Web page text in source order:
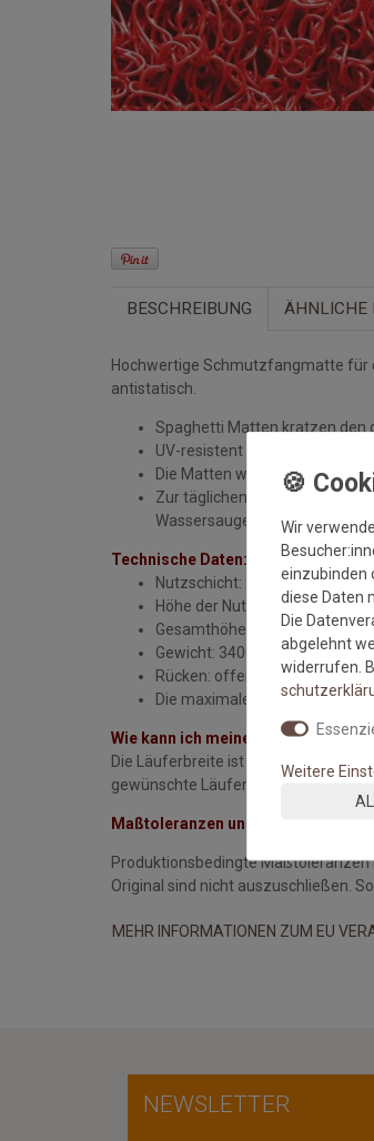
BESCHREIBUNG ÄHNLICHE
Hochwertige Schmutzfangmatte für
antistatisch.
Spaghetti Matten kratzen den
UV-resistent
Die Matten werden zur
Zur täglichen Reinigung wird
Wassersauger, oder
Technische Daten:
Nutzschicht: 100% Polymerics
Höhe der Nutzschicht: 8 mm
Gesamthöhe: 10 mm
Gewicht: 3400 gr/qm
Rücken: offener Anti-Rutsch
Die maximale Bestelllänge an
Wie kann ich meine Wunschlänge
Die Läuferbreite ist 120 cm, die
gewünschte Läuferlänge ein. Bitte
Maßtoleranzen und
Produktionsbedingte
Original sind nicht auszuschließen.
MEHR INFORMATIONEN ZUM EU
NEWSLETTER
Wir
einzubinden
diese Daten
Die
abgelehnt
widerrufen.
Weitere